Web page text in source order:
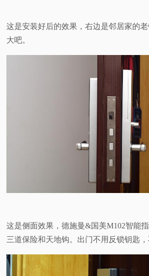
这是安装好后的效果，右边是邻居家的
大吧。
这是侧面效果，德施曼&国美M102智能
三道保险和天地钩。出门不用反锁钥匙，